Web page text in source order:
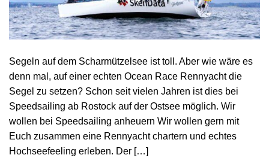
Segeln auf dem Scharmützelsee ist toll. Aber wie wäre es
denn mal, auf einer echten Ocean Race Rennyacht die
Segel zu setzen? Schon seit vielen Jahren ist dies bei
Speedsailing ab Rostock auf der Ostsee möglich. Wir
wollen bei Speedsailing anheuern Wir wollen gern mit
Euch zusammen eine Rennyacht chartern und echtes
Hochseefeeling erleben. Der […]